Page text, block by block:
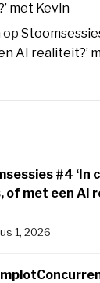
met Kevin
op
AI realiteit?’
#4 ‘In
of met een AI
1, 2026